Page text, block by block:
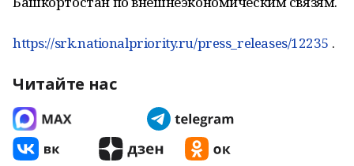
https://srk.nationalpriority.ru/press_releases/12235 .
Читайте нас